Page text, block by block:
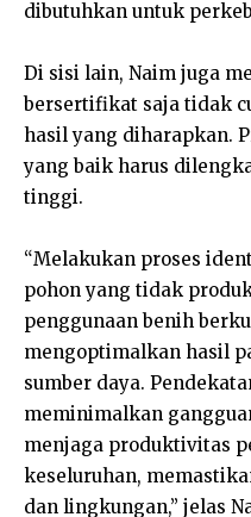
dibutuhkan untuk
Di sisi lain, Naim juga
bersertifikat saja tidak
hasil yang diharapkan.
yang baik harus
tinggi.
“Melakukan proses
pohon yang tidak
penggunaan benih
mengoptimalkan hasil
sumber daya.
meminimalkan
menjaga produktivitas
keseluruhan,
dan lingkungan,” jelas